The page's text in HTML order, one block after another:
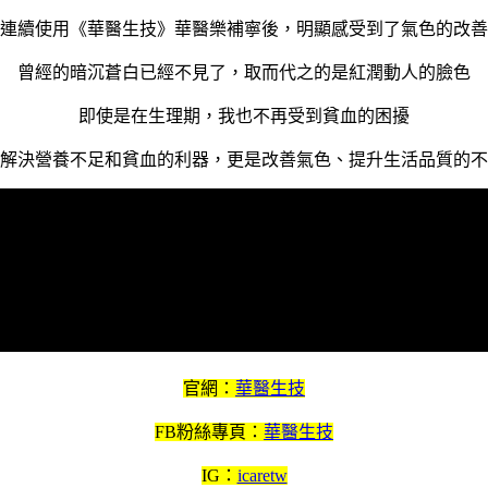
連續使用《華醫生技》華醫樂補寧後，明顯感受到了氣色的改善
曾經的暗沉蒼白已經不見了，取而代之的是紅潤動人的臉色
即使是在生理期，我也不再受到貧血的困擾
決營養不足和貧血的利器，更是改善氣色、提升生活品質的
官網： 華醫生技
FB粉絲專頁： 華醫生技
IG： icaretw